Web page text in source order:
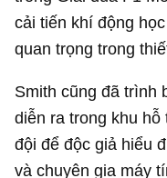
cải tiến khí động
quan trọng trong
Smith cũng đã trình
diễn ra trong khu
đội để độc giả hiểu
và chuyên gia máy